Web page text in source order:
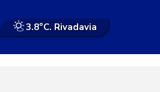
3.8°C. Rivadavia